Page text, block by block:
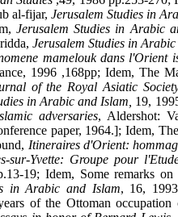
al-fijar,Jerusalem Studies
Jerusalem Studies in
ridda,Jerusalem Studies in
mamelouk dans
France, 1996 ,168pp; Idem,
Journal of the Royal Asiatic
Studies in Arabic and Islam,19,
Islamic adversaries,
conference paper, 1964.];
Itineraires d'Orient:
sur-Yvette: Groupe pour
19; Idem, Some
in Arabic and Islam, 16,
years of the Ottoman